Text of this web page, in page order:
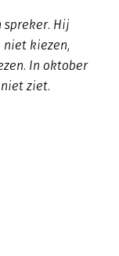
spreker. Hij
niet kiezen,
In oktober
ziet.